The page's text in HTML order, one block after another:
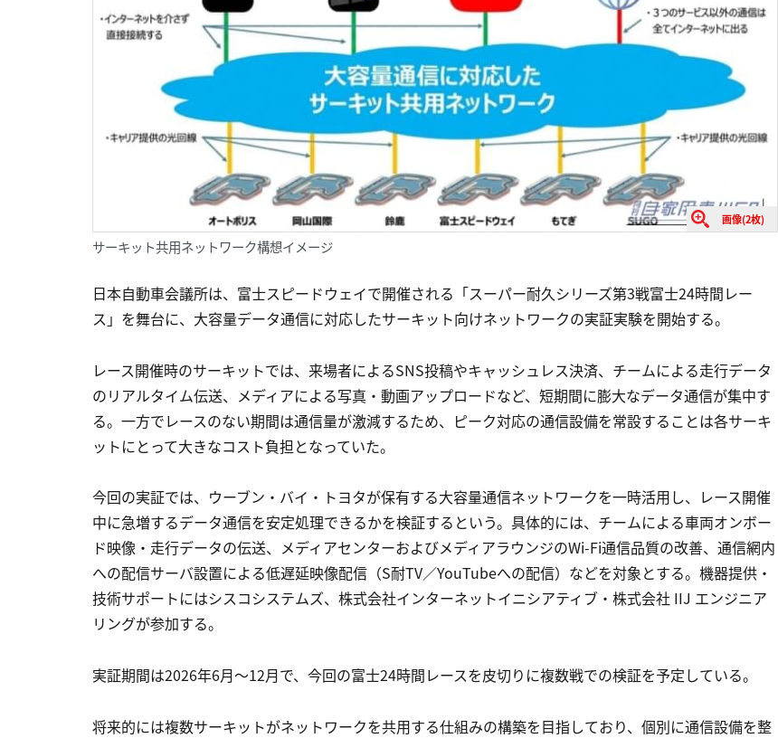
画像(2枚)
サーキット共用ネットワーク構想イメージ
日本自動車会議所は、富士スピードウェイで開催される「スーパー耐久シリーズ第3戦富士24時間レー
ス」を舞台に、大容量データ通信に対応したサーキット向けネットワークの実証実験を開始する。
レース開催時のサーキットでは、来場者によるSNS投稿やキャッシュレス決済、チームによる走行データ
のリアルタイム伝送、メディアによる写真・動画アップロードなど、短期間に膨大なデータ通信が集中す
る。一方でレースのない期間は通信量が激減するため、ピーク対応の通信設備を常設することは各サーキ
ットにとって大きなコスト負担となっていた。
今回の実証では、ウーブン・バイ・トヨタが保有する大容量通信ネットワークを一時活用し、レース開催
中に急増するデータ通信を安定処理できるかを検証するという。具体的には、チームによる車両オンボー
ド映像・走行データの伝送、メディアセンターおよびメディアラウンジのWi-Fi通信品質の改善、通信網内
への配信サーバ設置による低遅延映像配信（S耐TV／YouTubeへの配信）などを対象とする。機器提供・
技術サポートにはシスコシステムズ、株式会社インターネットイニシアティブ・株式会社 IIJ エンジニア
リングが参加する。
実証期間は2026年6月〜12月で、今回の富士24時間レースを皮切りに複数戦での検証を予定している。
将来的には複数サーキットがネットワークを共用する仕組みの構築を目指しており、個別に通信設備を整